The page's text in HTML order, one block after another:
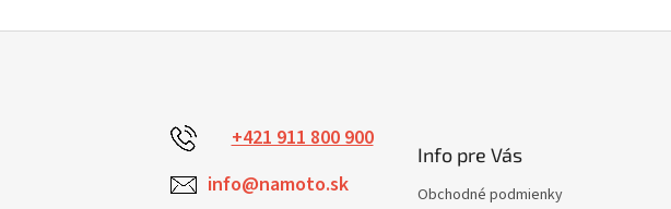
+421 911 800 900
info@namoto.sk
Info pre Vás
Obchodné podmienky